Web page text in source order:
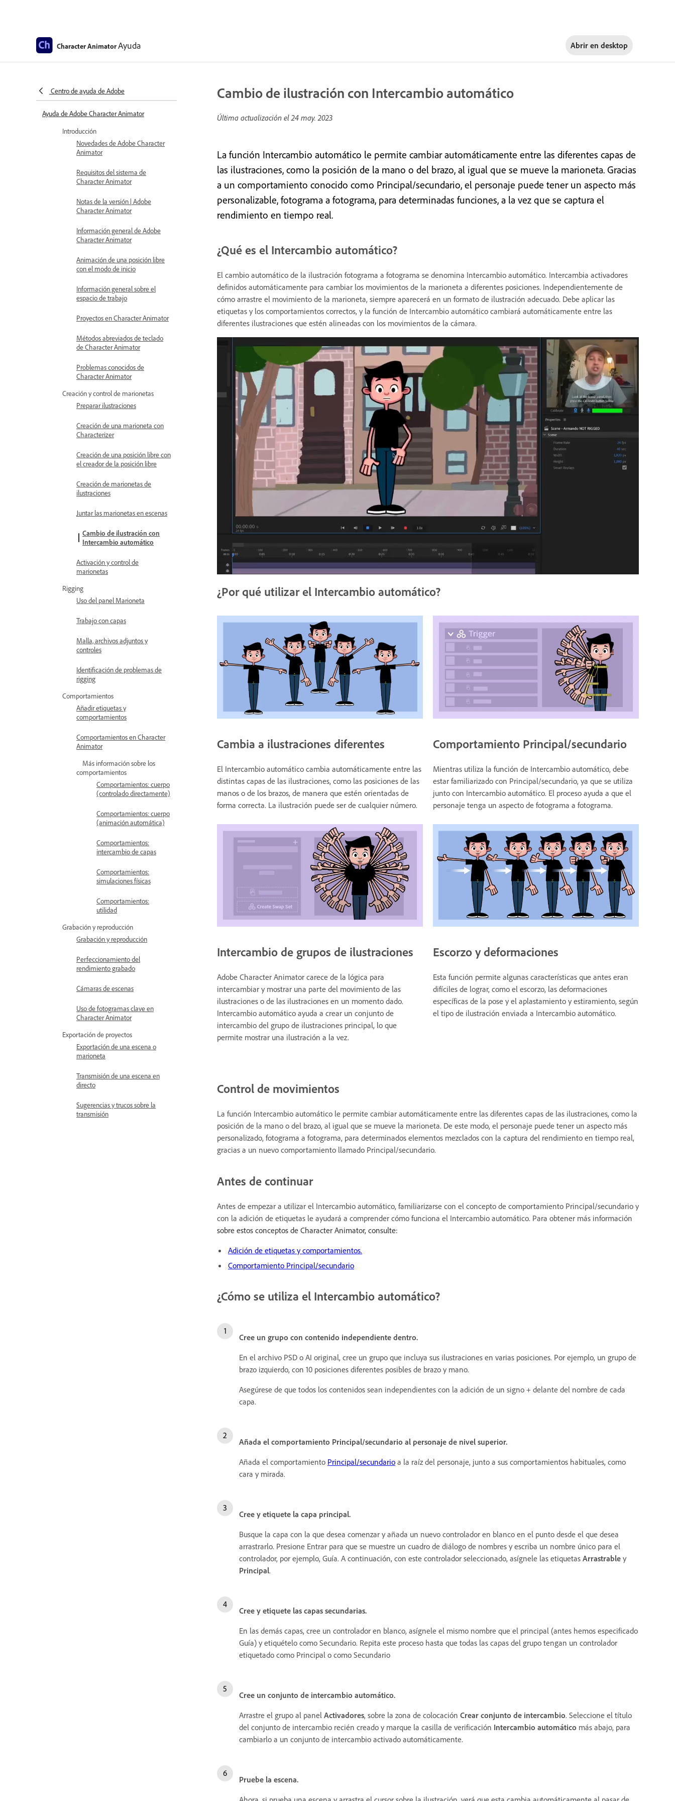
Character AnimatorAyuda Abrir en desktop
Centro de ayuda de Adobe
Ayuda de Adobe Character Animator
Introducción
Novedades de Adobe Character
Animator
Requisitos del sistema de
Character Animator
Notas de la versión | Adobe
Character Animator
Información general de Adobe
Character Animator
Animación de una posición libre
con el modo de inicio
Información general sobre el
espacio de trabajo
Proyectos en Character Animator
Métodos abreviados de teclado
de Character Animator
Problemas conocidos de
Character Animator
Creación y control de marionetas
Preparar ilustraciones
Creación de una marioneta con
Characterizer
Creación de una posición libre con
el creador de la posición libre
Creación de marionetas de
ilustraciones
Juntar las marionetas en escenas
Cambio de ilustración con
Intercambio automático
Activación y control de
marionetas
Rigging
Uso del panel Marioneta
Trabajo con capas
Malla, archivos adjuntos y
controles
Identificación de problemas de
rigging
Comportamientos
Añadir etiquetas y
comportamientos
Comportamientos en Character
Animator
Más información sobre los
comportamientos
Comportamientos: cuerpo
(controlado directamente)
Comportamientos: cuerpo
(animación automática)
Comportamientos:
intercambio de capas
Comportamientos:
simulaciones físicas
Comportamientos:
utilidad
Grabación y reproducción
Grabación y reproducción
Perfeccionamiento del
rendimiento grabado
Cámaras de escenas
Uso de fotogramas clave en
Character Animator
Exportación de proyectos
Exportación de una escena o
marioneta
Transmisión de una escena en
directo
Sugerencias y trucos sobre la
transmisión
Cambio de ilustración con Intercambio automático
Última actualización el24 may. 2023
La función Intercambio automático le permite cambiar automáticamente entre las diferentes capas de
las ilustraciones, como la posición de la mano o del brazo, al igual que se mueve la marioneta. Gracias
a un comportamiento conocido como Principal/secundario, el personaje puede tener un aspecto más
personalizable, fotograma a fotograma, para determinadas funciones, a la vez que se captura el
rendimiento en tiempo real.
¿Qué es el Intercambio automático?
El cambio automático de la ilustración fotograma a fotograma se denomina Intercambio automático. Intercambia activadores
definidos automáticamente para cambiar los movimientos de la marioneta a diferentes posiciones. Independientemente de
cómo arrastre el movimiento de la marioneta, siempre aparecerá en un formato de ilustración adecuado. Debe aplicar las
etiquetas y los comportamientos correctos, y la función de Intercambio automático cambiará automáticamente entre las
diferentes ilustraciones que estén alineadas con los movimientos de la cámara.
¿Por qué utilizar el Intercambio automático?
Cambia a ilustraciones diferentes
El Intercambio automático cambia automáticamente entre las
distintas capas de las ilustraciones, como las posiciones de las
manos o de los brazos, de manera que estén orientadas de
forma correcta. La ilustración puede ser de cualquier número.
Comportamiento Principal/secundario
Mientras utiliza la función de Intercambio automático, debe
estar familiarizado con Principal/secundario, ya que se utiliza
junto con Intercambio automático. El proceso ayuda a que el
personaje tenga un aspecto de fotograma a fotograma.
Intercambio de grupos de ilustraciones
Adobe Character Animator carece de la lógica para
intercambiar y mostrar una parte del movimiento de las
ilustraciones o de las ilustraciones en un momento dado.
Intercambio automático ayuda a crear un conjunto de
intercambio del grupo de ilustraciones principal, lo que
permite mostrar una ilustración a la vez.
Escorzo y deformaciones
Esta función permite algunas características que antes eran
difíciles de lograr, como el escorzo, las deformaciones
específicas de la pose y el aplastamiento y estiramiento, según
el tipo de ilustración enviada a Intercambio automático.
Control de movimientos
La función Intercambio automático le permite cambiar automáticamente entre las diferentes capas de las ilustraciones, como la
posición de la mano o del brazo, al igual que se mueve la marioneta. De este modo, el personaje puede tener un aspecto más
personalizado, fotograma a fotograma, para determinados elementos mezclados con la captura del rendimiento en tiempo real,
gracias a un nuevo comportamiento llamado Principal/secundario.
Antes de continuar
Antes de empezar a utilizar el Intercambio automático, familiarizarse con el concepto de comportamiento Principal/secundario y
con la adición de etiquetas le ayudará a comprender cómo funciona el Intercambio automático. Para obtener más información
sobre estos conceptos de Character Animator, consulte:
Adición de etiquetas y comportamientos.
Comportamiento Principal/secundario
¿Cómo se utiliza el Intercambio automático?
Cree un grupo con contenido independiente dentro.
En el archivo PSD o AI original, cree un grupo que incluya sus ilustraciones en varias posiciones. Por ejemplo, un grupo de
brazo izquierdo, con 10 posiciones diferentes posibles de brazo y mano.
Asegúrese de que todos los contenidos sean independientes con la adición de un signo + delante del nombre de cada
capa.
Añada el comportamiento Principal/secundario al personaje de nivel superior.
Añada el comportamiento Principal/secundario a la raíz del personaje, junto a sus comportamientos habituales, como
cara y mirada.
Cree y etiquete la capa principal.
Busque la capa con la que desea comenzar y añada un nuevo controlador en blanco en el punto desde el que desea
arrastrarlo. Presione Entrar para que se muestre un cuadro de diálogo de nombres y escriba un nombre único para el
controlador, por ejemplo, Guía. A continuación, con este controlador seleccionado, asígnele las etiquetas Arrastrable y
Principal.
Cree y etiquete las capas secundarias.
En las demás capas, cree un controlador en blanco, asígnele el mismo nombre que el principal (antes hemos especificado
Guía) y etiquételo como Secundario. Repita este proceso hasta que todas las capas del grupo tengan un controlador
etiquetado como Principal o como Secundario
Cree un conjunto de intercambio automático.
Arrastre el grupo al panel Activadores, sobre la zona de colocación Crear conjunto de intercambio. Seleccione el título
del conjunto de intercambio recién creado y marque la casilla de verificación Intercambio automático más abajo, para
cambiarlo a un conjunto de intercambio activado automáticamente.
Pruebe la escena.